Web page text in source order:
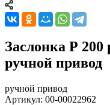
Заслонка Р 200
ручной привод
ручной привод
Артикул: 00-00022962